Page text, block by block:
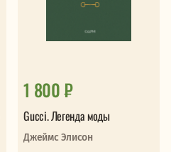
1 800 ₽
Gucci. Легенда моды
Джеймс Элисон